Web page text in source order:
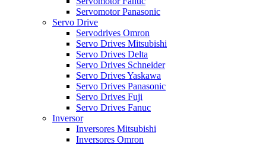
Servomotor Panasonic
Servo Drive
Servodrives Omron
Servo Drives Mitsubishi
Servo Drives Delta
Servo Drives Schneider
Servo Drives Yaskawa
Servo Drives Panasonic
Servo Drives Fuji
Servo Drives Fanuc
Inversor
Inversores Mitsubishi
Inversores Omron